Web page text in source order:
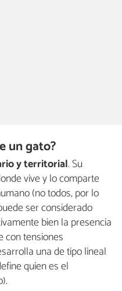
un gato?
y territorial. Su
vive y lo comparte
(no todos, por lo
ser considerado
bien la presencia
con tensiones
una de tipo lineal
quien es el